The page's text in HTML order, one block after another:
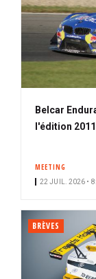
Belcar
l'édition
MEETING
22 JUIL. 2026 •
BRÈVES